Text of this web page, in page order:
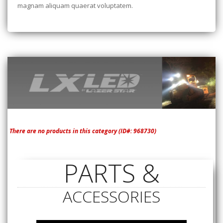
magnam aliquam quaerat voluptatem.
There are no products in this category (ID#: 968730)
PARTS &
ACCESSORIES